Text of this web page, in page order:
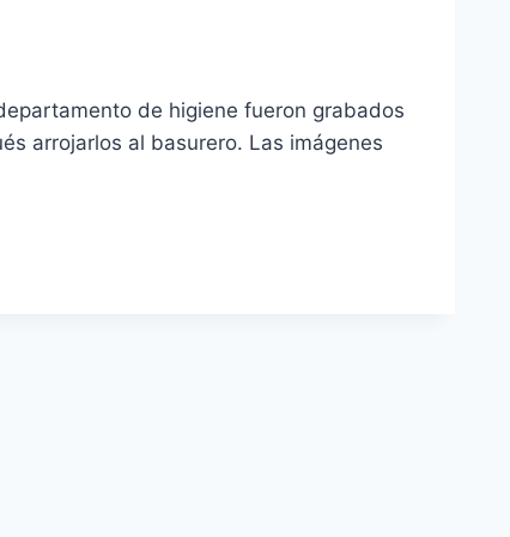
de higiene fueron grabados
arrojarlos al basurero. Las imágenes